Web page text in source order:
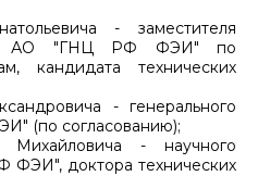
- заместителя
АО "ГНЦ РФ ФЭИ" по
кандидата технических
- генерального
(по согласованию);
- научного
доктора технических